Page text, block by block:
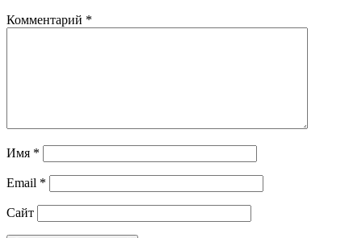
Комментарий *
Имя *
Email *
Сайт